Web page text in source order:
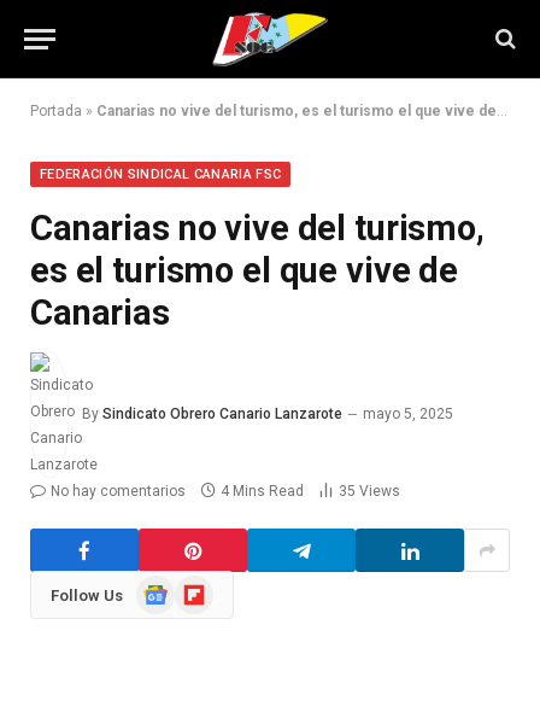
Portada » Canarias no vive del turismo, es el turismo el que vive de Canarias
FEDERACIÓN SINDICAL CANARIA FSC
Canarias no vive del turismo,
es el turismo el que vive de
Canarias
By Sindicato Obrero Canario Lanzarote mayo 5, 2025
No hay comentarios 4 Mins Read 35 Views
Follow Us
GoogleFlipboard